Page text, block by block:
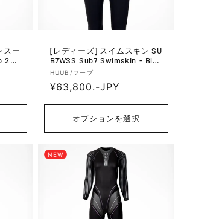
22 -
[レディーズ] スイムスキン SU
B7WSS Sub7 Swimskin - Blac
k
販
売
HUUB/フーブ
通
格
¥63,800.-JPY
オプションを選択
NEW